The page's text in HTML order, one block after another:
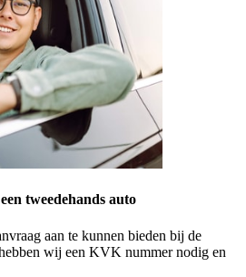
tweedehands auto
aan te kunnen bieden bij de
wij een KVK nummer nodig en